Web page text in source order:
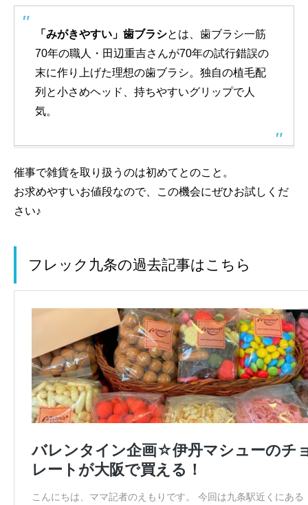
「みがきやすい」歯ブラシとは、歯ブラシ一筋
70年の職人・田辺重吉さんが70年の試行錯誤の
末に作り上げた理想の歯ブラシ。独自の植毛配
列と小さめヘッド、持ちやすいグリップで人
気。
催事で雑貨を取り扱うのは初めてとのこと。
お求めやすいお値段なので、この機会にぜひお試しくだ
さい♪
フレック九条の過去記事はこちら